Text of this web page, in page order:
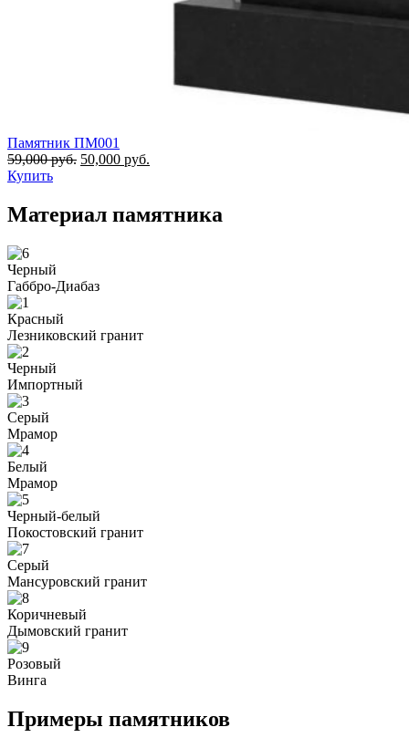
Памятник ПМ001
59,000руб. 50,000 руб.
Купить
Материал памятника
Черный
Габбро-Диабаз
Красный
Лезниковский гранит
Черный
Импортный
Серый
Мрамор
Белый
Мрамор
Черный-белый
Покостовский гранит
Серый
Мансуровский гранит
Коричневый
Дымовский гранит
Розовый
Винга
Примеры памятников